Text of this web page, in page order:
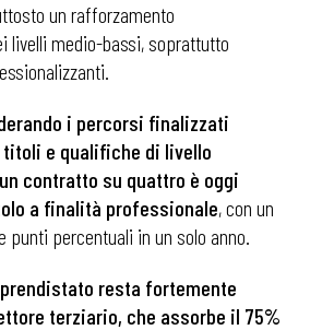
un rafforzamento
livelli medio-bassi, soprattutto
i percorsi finalizzati
titoli e qualifiche di livello
contratto su quattro è oggi
a finalità professionale, con un
punti percentuali in un solo anno.
resta fortemente
terziario, che assorbe il 75%